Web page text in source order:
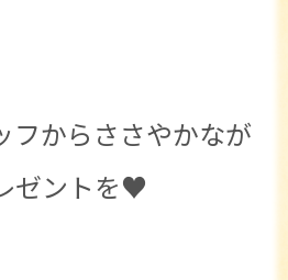
フからささやかなが
ゼントを♥